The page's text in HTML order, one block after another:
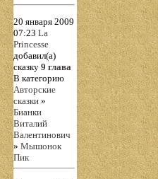
20 января 2009
07:23 La
Princesse
добавил(а)
сказку 9 глава
В категорию
Авторские
сказки »
Бианки
Виталий
Валентинович
» Мышонок
Пик